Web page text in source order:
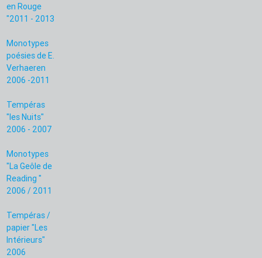
en Rouge
"2011 - 2013
Monotypes
poésies de E.
Verhaeren
2006 -2011
Tempéras
"les Nuits"
2006 - 2007
Monotypes
"La Geôle de
Reading "
2006 / 2011
Tempéras /
papier "Les
Intérieurs"
2006